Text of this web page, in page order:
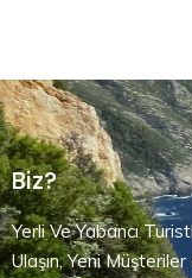
Biz?
Yerli Ve Yabancı
Ulaşın, Yeni Müşteriler